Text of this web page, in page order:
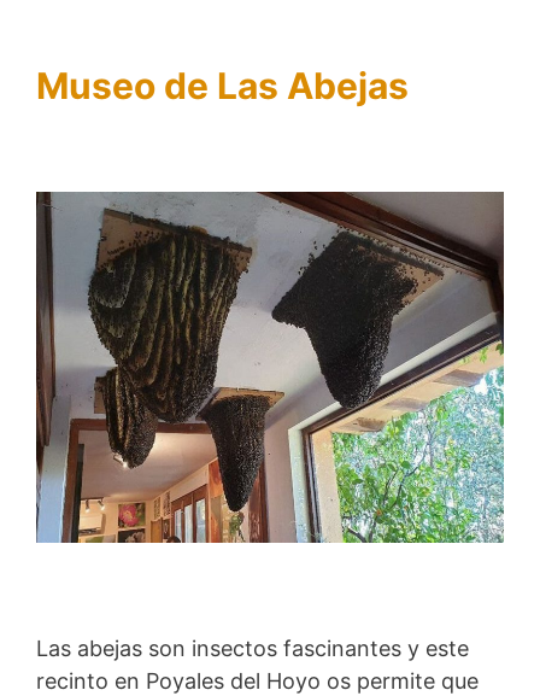
Museo de Las Abejas
Las abejas son insectos fascinantes y este
recinto en Poyales del Hoyo os permite que